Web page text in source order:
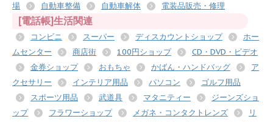
場
自動車整備 自動車解体 電装品販売・修理
[電話帳]生活関連
コンビニ スーパー ディスカウントショップ
ホー
ムセンター
商店街 100円ショップ
CD・DVD・ビデオ
金券ショップ
おもちゃ かばん・ハンドバッグ
ア
クセサリー
インテリア用品 パソコン
ゴルフ用品
スポーツ用品
武道具 マタニティー
ジーンズショ
ップ
フラワーショップ メガネ・コンタクトレンズ
リ